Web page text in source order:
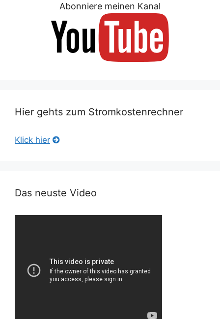
Abonniere meinen Kanal
Hier gehts zum Stromkostenrechner
Klick hier
Das neuste Video